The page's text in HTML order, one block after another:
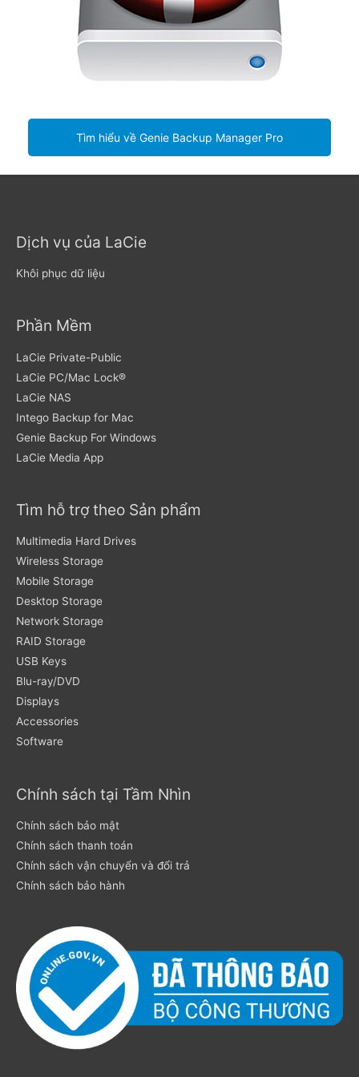
Tìm hiểu về Genie Backup Manager Pro
Dịch vụ của LaCie
Khôi phục dữ liệu
Phần Mềm
LaCie Private-Public
LaCie PC/Mac Lock®
LaCie NAS
Intego Backup for Mac
Genie Backup For Windows
LaCie Media App
Tìm hỗ trợ theo Sản phẩm
Multimedia Hard Drives
Wireless Storage
Mobile Storage
Desktop Storage
Network Storage
RAID Storage
USB Keys
Blu-ray/DVD
Displays
Accessories
Software
Chính sách tại Tầm Nhìn
Chính sách bảo mật
Chính sách thanh toán
Chính sách vận chuyển và đổi trả
Chính sách bảo hành